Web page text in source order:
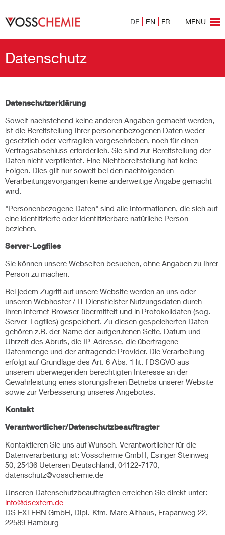
DE EN FR MENU
Datenschutz
Datenschutzerklärung
Soweit nachstehend keine anderen Angaben gemacht werden,
ist die Bereitstellung Ihrer personenbezogenen Daten weder
gesetzlich oder vertraglich vorgeschrieben, noch für einen
Vertragsabschluss erforderlich. Sie sind zur Bereitstellung der
Daten nicht verpflichtet. Eine Nichtbereitstellung hat keine
Folgen. Dies gilt nur soweit bei den nachfolgenden
Verarbeitungsvorgängen keine anderweitige Angabe gemacht
wird.
"Personenbezogene Daten" sind alle Informationen, die sich auf
eine identifizierte oder identifizierbare natürliche Person
beziehen.
Server-Logfiles
Sie können unsere Webseiten besuchen, ohne Angaben zu Ihrer
Person zu machen.
Bei jedem Zugriff auf unsere Website werden an uns oder
unseren Webhoster / IT-Dienstleister Nutzungsdaten durch
Ihren Internet Browser übermittelt und in Protokolldaten (sog.
Server-Logfiles) gespeichert. Zu diesen gespeicherten Daten
gehören z.B. der Name der aufgerufenen Seite, Datum und
Uhrzeit des Abrufs, die IP-Adresse, die übertragene
Datenmenge und der anfragende Provider. Die Verarbeitung
erfolgt auf Grundlage des Art. 6 Abs. 1 lit. f DSGVO aus
unserem überwiegenden berechtigten Interesse an der
Gewährleistung eines störungsfreien Betriebs unserer Website
sowie zur Verbesserung unseres Angebotes.
Kontakt
Verantwortlicher/Datenschutzbeauftragter
Kontaktieren Sie uns auf Wunsch. Verantwortlicher für die
Datenverarbeitung ist: Vosschemie GmbH, Esinger Steinweg
50, 25436 Uetersen Deutschland, 04122-7170,
datenschutz@vosschemie.de
Unseren Datenschutzbeauftragten erreichen Sie direkt unter:
info@dsextern.de
DS EXTERN GmbH, Dipl.-Kfm. Marc Althaus, Frapanweg 22,
22589 Hamburg